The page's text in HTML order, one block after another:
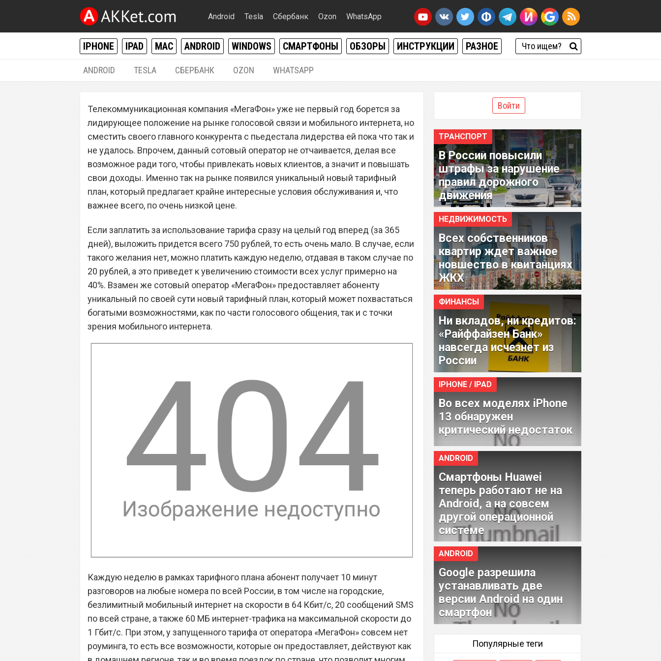
Android Tesla Сбербанк Ozon WhatsApp
IPHONE IPAD MAC ANDROID WINDOWS СМАРТФОНЫ ОБЗОРЫ ИНСТРУКЦИИ РАЗНОЕ
ANDROID TESLA СБЕРБАНК OZON WHATSAPP
Сотовый оператор «МегаФон» запустил
уникальный новый тарифный план по
очень низкой цене
Телекоммуникационная компания «МегаФон» уже не первый год борется за
лидирующее положение на рынке голосовой связи и мобильного интернета, но
сместить своего главного конкурента с пьедестала лидерства ей пока что так и
не удалось. Впрочем, данный сотовый оператор не отчаивается, делая все
возможное ради того, чтобы привлекать новых клиентов, а значит и повышать
свои доходы. Именно так на рынке появился уникальный новый тарифный
план, который предлагает крайне интересные условия обслуживания и, что
важнее всего, по очень низкой цене.
Если заплатить за использование тарифа сразу на целый год вперед (за 365
дней), выложить придется всего 750 рублей, то есть очень мало. В случае, если
такого желания нет, можно платить каждую неделю, отдавая в таком случае по
20 рублей, а это приведет к увеличению стоимости всех услуг примерно на
40%. Взамен же сотовый оператор «МегаФон» предоставляет абоненту
уникальный по своей сути новый тарифный план, который может похвастаться
богатыми возможностями, как по части голосового общения, так и с точки
зрения мобильного интернета.
Каждую неделю в рамках тарифного плана абонент получает 10 минут
разговоров на любые номера по всей России, в том числе на городские,
безлимитный мобильный интернет на скорости в 64 Кбит/с, 20 сообщений SMS
по всей стране, а также 60 МБ интернет-трафика на максимальной скорости до
1 Гбит/с. При этом, у запущенного тарифа от оператора «МегаФон» совсем нет
роуминга, то есть все возможности, которые он предоставляет, действуют как
Войти
ТРАНСПОРТ
В России повысили
штрафы за нарушение
правил дорожного
движения
НЕДВИЖИМОСТЬ
Всех собственников
квартир ждет важное
новшество в квитанциях
ЖКХ
ФИНАНСЫ
Ни вкладов, ни кредитов:
«Райффайзен Банк»
навсегда исчезнет из
России
IPHONE / IPAD
Во всех моделях iPhone
13 обнаружен
критический недостаток
ANDROID
Смартфоны Huawei
теперь работают не на
Android, а на совсем
другой операционной
системе
ANDROID
Google разрешила
устанавливать две
версии Android на один
смартфон
Популярные теги